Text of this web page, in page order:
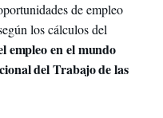
de empleo
los cálculos del
empleo en el mundo
del Trabajo de las